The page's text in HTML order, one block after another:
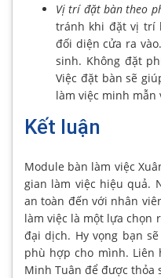
Vị trí đặt bàn theo
tránh khi đặt vị trí
đối diện cửa ra
sinh. Không đặt
Việc đặt bàn sẽ
làm việc minh mẫn
Kết luận
Module bàn làm việc
gian làm việc hiệu quả.
an toàn đến với nhân
làm việc là một lựa chọn
đại dịch. Hy vọng bạn
phù hợp cho mình. Liên
Minh Tuân để được thỏa